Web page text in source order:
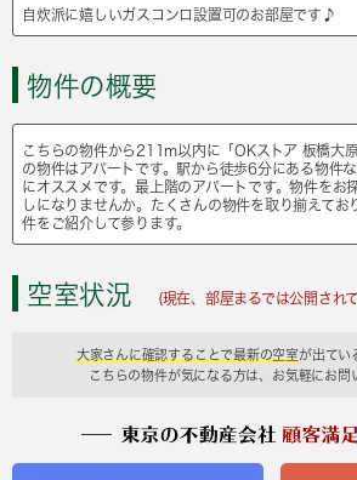
自炊派に嬉しいガスコンロ設置可のお部屋です♪
物件の概要
こちらの物件から211m以内に「OKストア 板橋大
の物件はアパートです。駅から徒歩6分にある物件
にオススメです。最上階のアパートです。物件をお
しになりませんか。たくさんの物件を取り揃えてお
件をご紹介して参ります。
空室状況 (現在、部屋まるでは公開され
大家さんに確認することで最新の空室が出てい
こちらの物件が気になる方は、お気軽にお問